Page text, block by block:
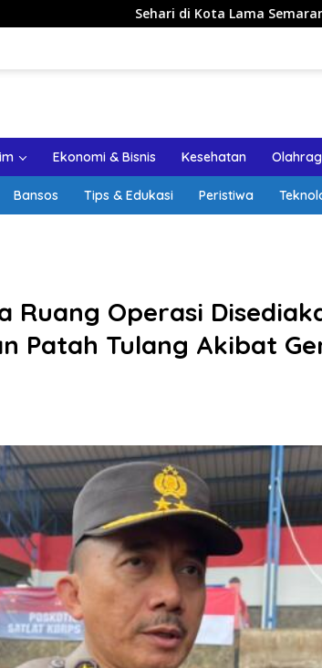
Sehari di Kota Lama Semarang: Jalan Santai,
Ekonomi & Bisnis Kesehatan
Bansos Tips & Edukasi Peristiwa
Ruang Operasi
Patah Tulang Akibat